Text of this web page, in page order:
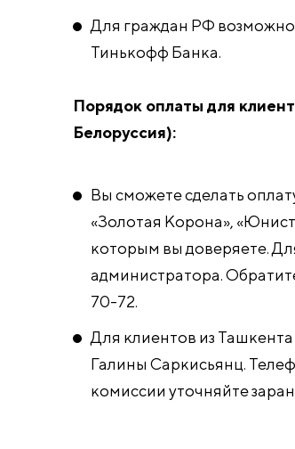
Для граждан РФ
Тинькофф Банка.
Порядок оплаты для
Белоруссия):
Вы сможете сделать
«Золотая Корона»,
которым вы доверяете.
администратора.
70-72.
Для клиентов из
Галины Саркисьянц.
комиссии уточняйте